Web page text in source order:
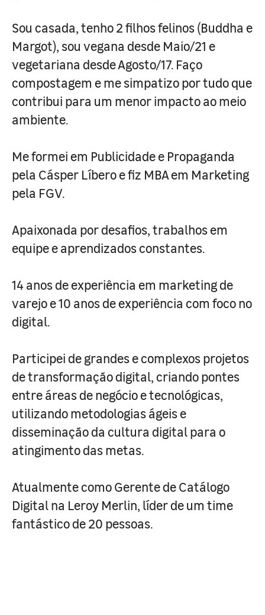
Sou casada, tenho 2 filhos felinos (Buddha e
Margot), sou vegana desde Maio/21 e
vegetariana desde Agosto/17. Faço
compostagem e me simpatizo por tudo que
contribui para um menor impacto ao meio
ambiente.
Me formei em Publicidade e Propaganda
pela Cásper Líbero e fiz MBA em Marketing
pela FGV.
Apaixonada por desafios, trabalhos em
equipe e aprendizados constantes.
14 anos de experiência em marketing de
varejo e 10 anos de experiência com foco no
digital.
Participei de grandes e complexos projetos
de transformação digital, criando pontes
entre áreas de negócio e tecnológicas,
utilizando metodologias ágeis e
disseminação da cultura digital para o
atingimento das metas.
Atualmente como Gerente de Catálogo
Digital na Leroy Merlin, líder de um time
fantástico de 20 pessoas.